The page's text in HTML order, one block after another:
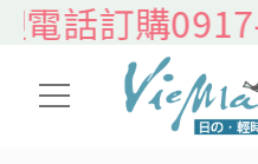
訂購0917-904-